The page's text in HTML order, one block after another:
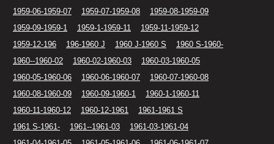
1959-06-1959-07
1959-07-1959-08
1959-08-1959-09
1959-09-1959-1
1959-1-1959-11
1959-11-1959-12
1959-12-196
196-1960 J 1960 J-1960 S
1960 S-1960-
1960--1960-02
1960-02-1960-03
1960-03-1960-05
1960-05-1960-06
1960-06-1960-07
1960-07-1960-08
1960-08-1960-09
1960-09-1960-1
1960-1-1960-11
1960-11-1960-12
1960-12-1961
1961-1961 S
1961 S-1961-
1961--1961-03
1961-03-1961-04